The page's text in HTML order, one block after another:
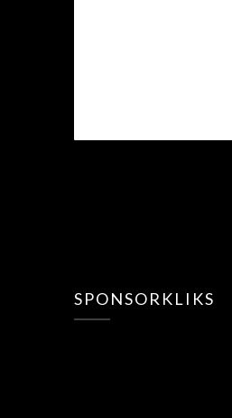
SPONSORKLIKS